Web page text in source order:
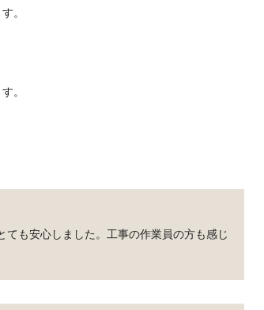
。
。
も安心しました。工事の作業員の方も感じ